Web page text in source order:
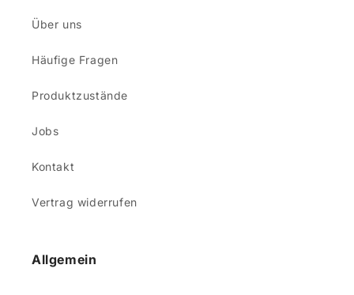
Über uns
Häufige Fragen
Produktzustände
Jobs
Kontakt
Vertrag widerrufen
Allgemein